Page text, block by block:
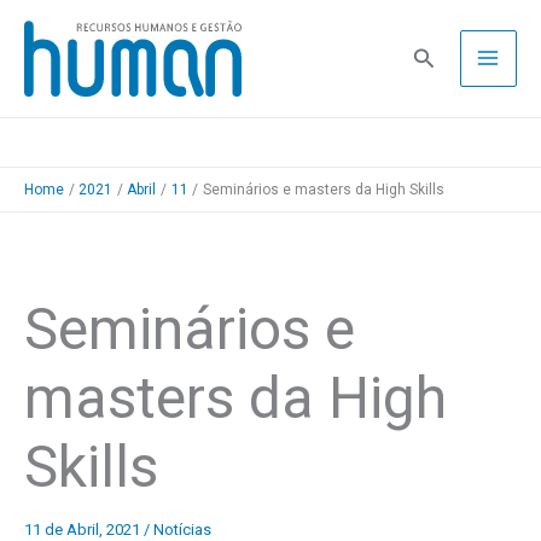
Skip
content
Pesquisa
Home 2021 Abril 11 Seminários e masters da High Skills
Seminários e
masters da High
Skills
11 de Abril, 2021 / Notícias